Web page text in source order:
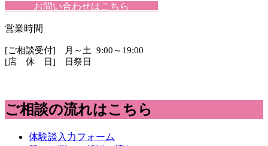
お問い合わせはこちら
営業時間
[ご相談受付] 月～土 9:00～19:00
[店 休 日] 日祭日
ご相談の流れはこちら
体験談入力フォーム